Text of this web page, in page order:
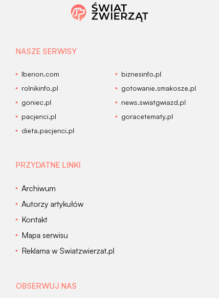
NASZE SERWISY
Iberion.com
biznesinfo.pl
rolnikinfo.pl
gotowanie.smakosze.pl
goniec.pl
news.swiatgwiazd.pl
pacjenci.pl
goracetematy.pl
dieta.pacjenci.pl
PRZYDATNE LINKI
Archiwum
Autorzy artykułów
Kontakt
Mapa serwisu
Reklama w Swiatzwierzat.pl
OBSERWUJ NAS